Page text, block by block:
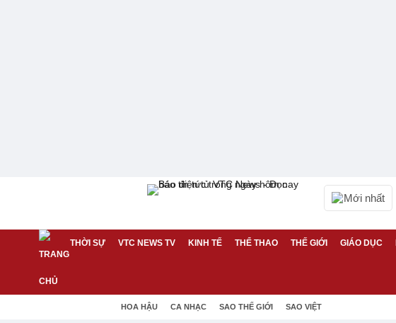
Mới nhất
THỜI SỰ VTC NEWS TV KINH TẾ THỂ THAO THẾ GIỚI GIÁO DỤC
HOA HẬU CA NHẠC SAO THẾ GIỚI SAO VIỆT